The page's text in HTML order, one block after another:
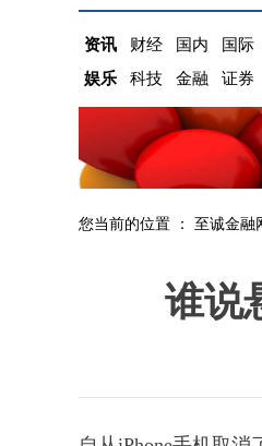
资讯 财经 国内 国际
娱乐
科技 金融 证券
您当前的位置 ： 至诚金融
谁说